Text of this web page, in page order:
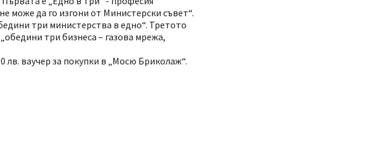
може да го изгони от Министерски съвет“.
три министерства в едно“. Третото
три бизнеса – газова мрежа,
ваучер за покупки в „Мосю Бриколаж“.